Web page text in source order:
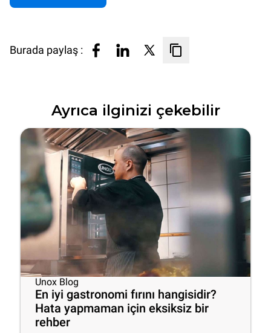
Burada paylaş :
Ayrıca ilginizi çekebilir
Unox Blog
En iyi gastronomi fırını hangisidir?
Hata yapmaman için eksiksiz bir
rehber